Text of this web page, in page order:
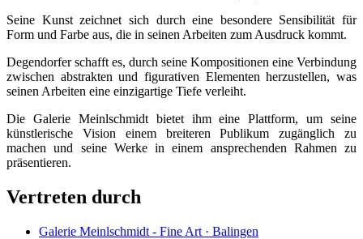
Seine Kunst zeichnet sich durch eine besondere Sensibilität für
Form und Farbe aus, die in seinen Arbeiten zum Ausdruck kommt.
Degendorfer schafft es, durch seine Kompositionen eine Verbindung
zwischen abstrakten und figurativen Elementen herzustellen, was
seinen Arbeiten eine einzigartige Tiefe verleiht.
Die Galerie Meinlschmidt bietet ihm eine Plattform, um seine
künstlerische Vision einem breiteren Publikum zugänglich zu
machen und seine Werke in einem ansprechenden Rahmen zu
präsentieren.
Vertreten durch
Galerie Meinlschmidt - Fine Art · Balingen